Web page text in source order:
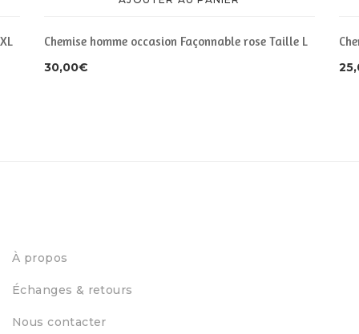
Chemise homme occasion Façonnable rose Taille L
30,00€
À propos
Échanges & retours
Nous contacter